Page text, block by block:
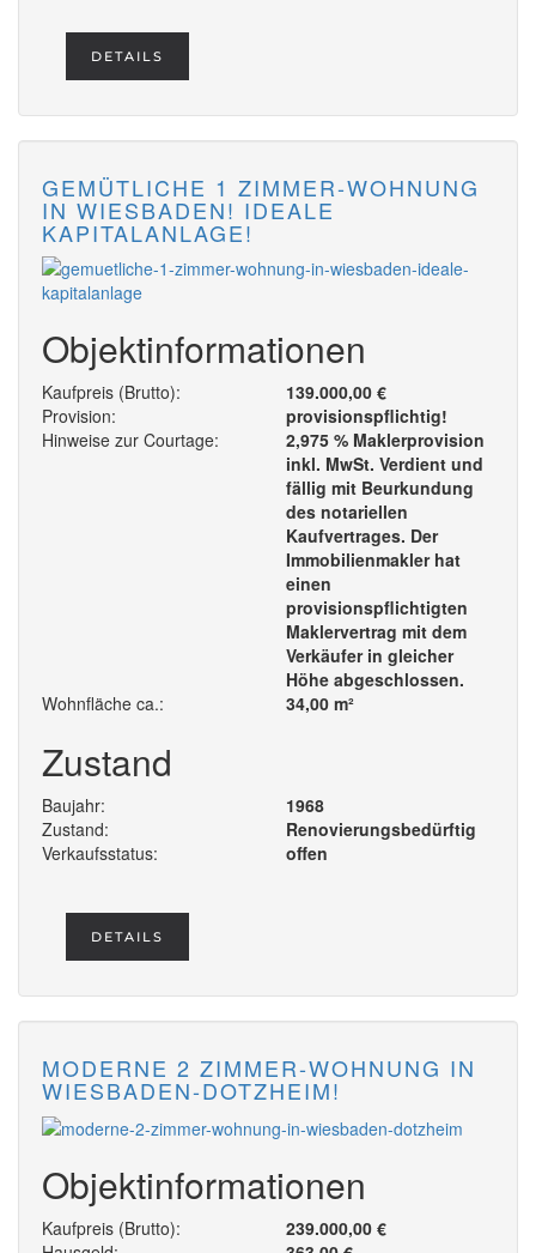
DETAILS
GEMÜTLICHE 1 ZIMMER-WOHNUNG
IN WIESBADEN! IDEALE
KAPITALANLAGE!
Objektinformationen
Kaufpreis (Brutto):
139.000,00 €
Provision:
provisionspflichtig!
Hinweise zur Courtage:
2,975 % Maklerprovision
inkl. MwSt. Verdient und
fällig mit Beurkundung
des notariellen
Kaufvertrages. Der
Immobilienmakler hat
einen
provisionspflichtigten
Maklervertrag mit dem
Verkäufer in gleicher
Höhe abgeschlossen.
Wohnfläche ca.:
34,00 m²
Zustand
Baujahr:
1968
Zustand:
Renovierungsbedürftig
Verkaufsstatus:
offen
DETAILS
MODERNE 2 ZIMMER-WOHNUNG IN
WIESBADEN-DOTZHEIM!
Objektinformationen
Kaufpreis (Brutto):
239.000,00 €